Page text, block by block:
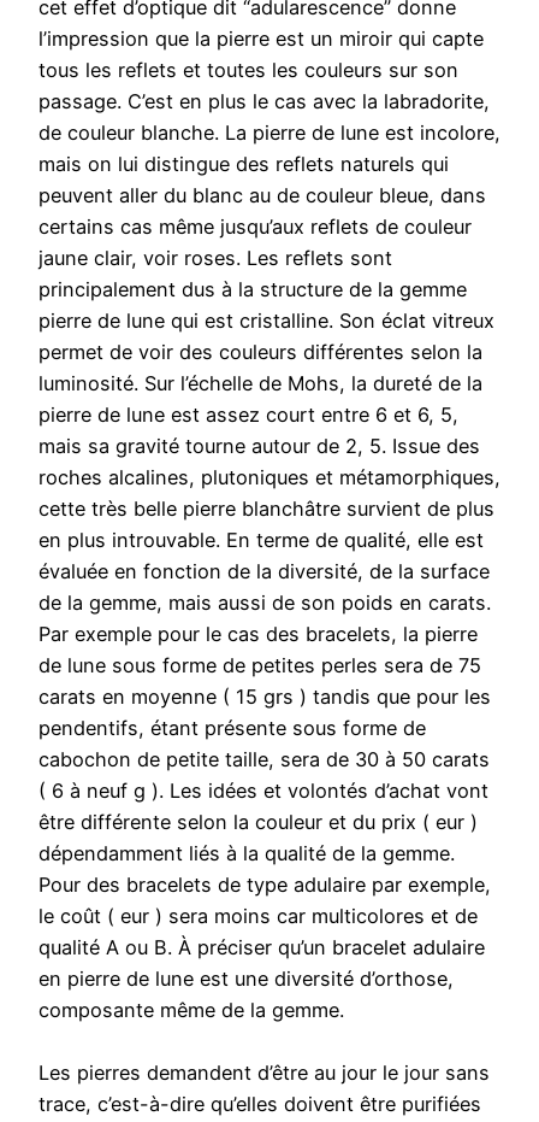
cet effet d’optique dit “adularescence” donne
l’impression que la pierre est un miroir qui capte
tous les reflets et toutes les couleurs sur son
passage. C’est en plus le cas avec la labradorite,
de couleur blanche. La pierre de lune est incolore,
mais on lui distingue des reflets naturels qui
peuvent aller du blanc au de couleur bleue, dans
certains cas même jusqu’aux reflets de couleur
jaune clair, voir roses. Les reflets sont
principalement dus à la structure de la gemme
pierre de lune qui est cristalline. Son éclat vitreux
permet de voir des couleurs différentes selon la
luminosité. Sur l’échelle de Mohs, la dureté de la
pierre de lune est assez court entre 6 et 6, 5,
mais sa gravité tourne autour de 2, 5. Issue des
roches alcalines, plutoniques et métamorphiques,
cette très belle pierre blanchâtre survient de plus
en plus introuvable. En terme de qualité, elle est
évaluée en fonction de la diversité, de la surface
de la gemme, mais aussi de son poids en carats.
Par exemple pour le cas des bracelets, la pierre
de lune sous forme de petites perles sera de 75
carats en moyenne ( 15 grs ) tandis que pour les
pendentifs, étant présente sous forme de
cabochon de petite taille, sera de 30 à 50 carats
( 6 à neuf g ). Les idées et volontés d’achat vont
être différente selon la couleur et du prix ( eur )
dépendamment liés à la qualité de la gemme.
Pour des bracelets de type adulaire par exemple,
le coût ( eur ) sera moins car multicolores et de
qualité A ou B. À préciser qu’un bracelet adulaire
en pierre de lune est une diversité d’orthose,
composante même de la gemme.
Les pierres demandent d’être au jour le jour sans
trace, c’est-à-dire qu’elles doivent être purifiées